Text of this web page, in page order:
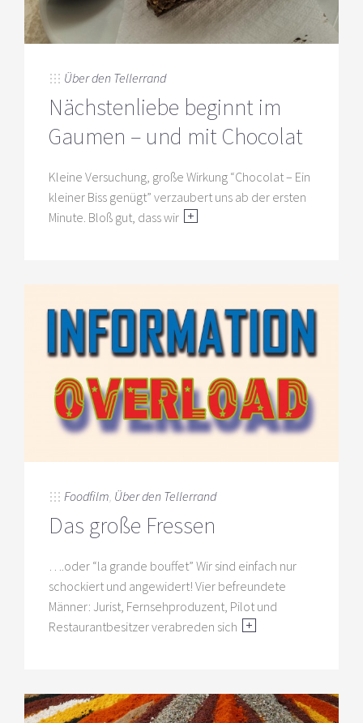
Über den Tellerrand
Nächstenliebe beginnt im
Gaumen – und mit Chocolat
Kleine Versuchung, große Wirkung “Chocolat – Ein
kleiner Biss genügt” verzaubert uns ab der ersten
Minute. Bloß gut, dass wir
Foodfilm Über den Tellerrand
Das große Fressen
….oder “la grande bouffet” Wir sind einfach nur
schockiert und angewidert! Vier befreundete
Männer: Jurist, Fernsehproduzent, Pilot und
Restaurantbesitzer verabreden sich